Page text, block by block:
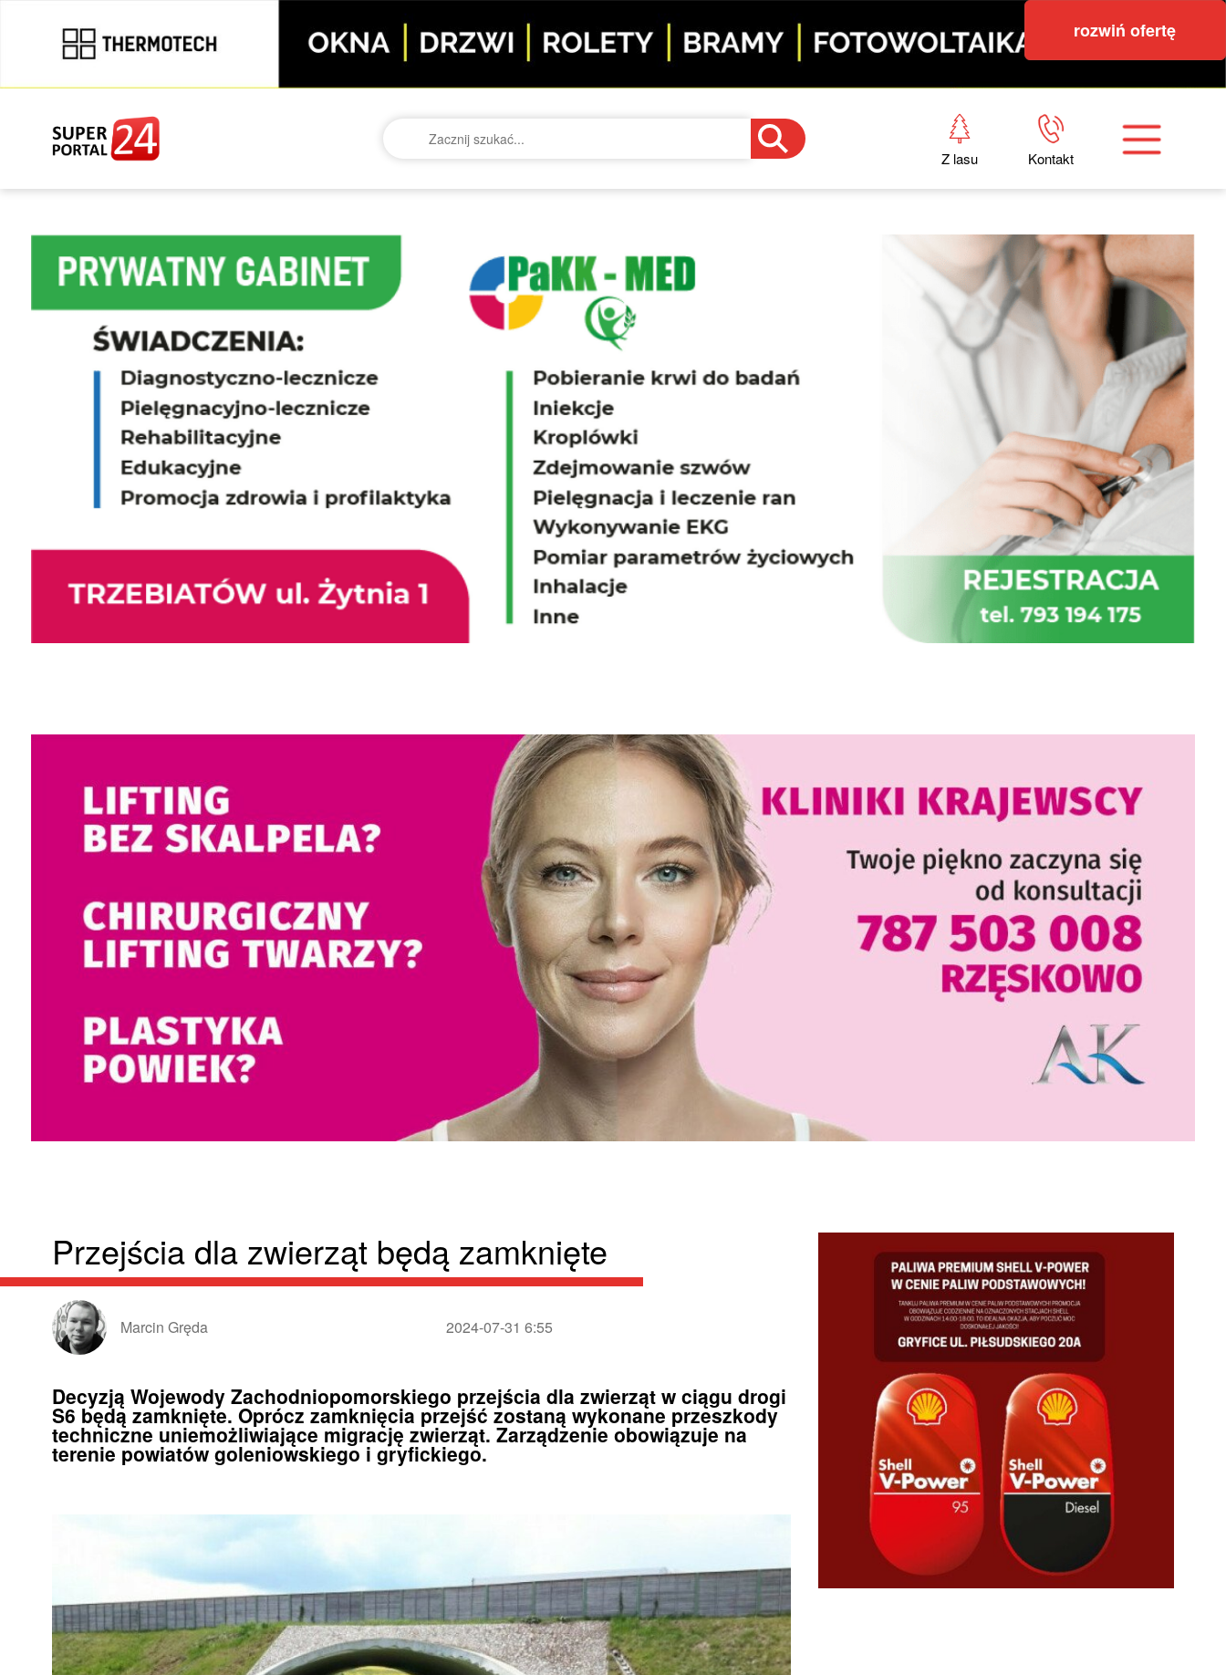
rozwiń ofertę
Z lasu Kontakt
Przejścia dla zwierząt będą zamknięte
Marcin Gręda 2024-07-31 6:55
Decyzją Wojewody Zachodniopomorskiego przejścia dla zwierząt w ciągu drogi
S6 będą zamknięte. Oprócz zamknięcia przejść zostaną wykonane przeszkody
techniczne uniemożliwiające migrację zwierząt. Zarządzenie obowiązuje na
terenie powiatów goleniowskiego i gryfickiego.